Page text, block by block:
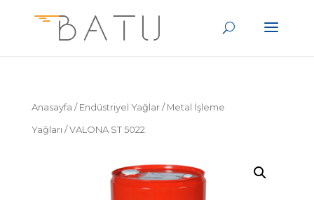
Anasayfa / Endüstriyel Yağlar/ Metal İşleme
Yağları / VALONA ST 5022